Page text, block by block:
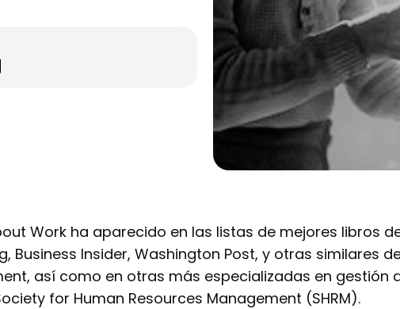
Work ha aparecido en las listas de mejores libros
Business Insider, Washington Post, y otras similares
así como en otras más especializadas en gestión
for Human Resources Management (SHRM).